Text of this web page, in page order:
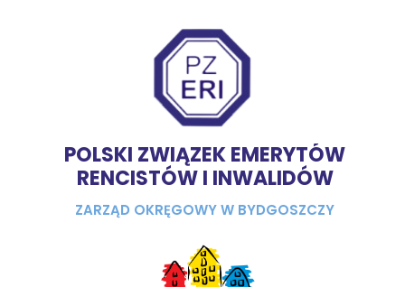
POLSKI ZWIĄZEK EMERYTÓW
RENCISTÓW I INWALIDÓW
ZARZĄD OKRĘGOWY W BYDGOSZCZY